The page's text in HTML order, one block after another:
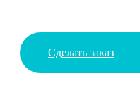
Сделать заказ